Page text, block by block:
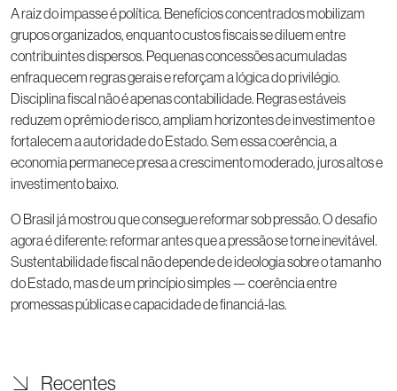
A raiz do impasse é política. Benefícios concentrados mobilizam
grupos organizados, enquanto custos fiscais se diluem entre
contribuintes dispersos. Pequenas concessões acumuladas
enfraquecem regras gerais e reforçam a lógica do privilégio.
Disciplina fiscal não é apenas contabilidade. Regras estáveis
reduzem o prêmio de risco, ampliam horizontes de investimento e
fortalecem a autoridade do Estado. Sem essa coerência, a
economia permanece presa a crescimento moderado, juros altos e
investimento baixo.
O Brasil já mostrou que consegue reformar sob pressão. O desafio
agora é diferente: reformar antes que a pressão se torne inevitável.
Sustentabilidade fiscal não depende de ideologia sobre o tamanho
do Estado, mas de um princípio simples — coerência entre
promessas públicas e capacidade de financiá-las.
Recentes